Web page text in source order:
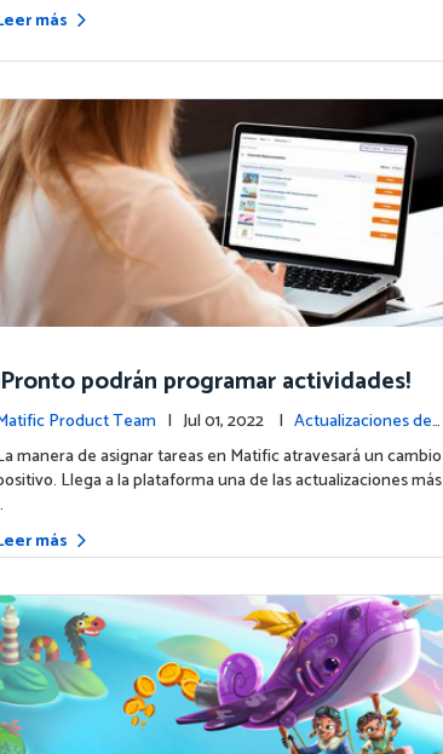
más
podrán programar actividades!
Product Team | Jul 01, 2022 | Actualizaciones de l
plataforma
manera de asignar tareas en Matific atravesará un cambio
Llega a la plataforma una de las actualizaciones más
más